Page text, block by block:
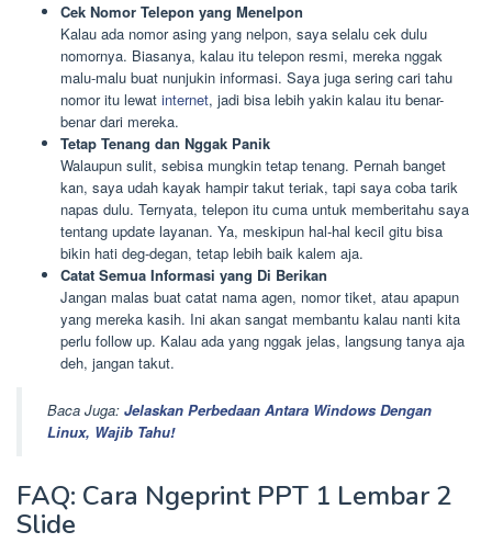
Cek Nomor Telepon yang Menelpon
Kalau ada nomor asing yang nelpon, saya selalu cek dulu
nomornya. Biasanya, kalau itu telepon resmi, mereka nggak
malu-malu buat nunjukin informasi. Saya juga sering cari tahu
nomor itu lewat internet, jadi bisa lebih yakin kalau itu benar-
benar dari mereka.
Tetap Tenang dan Nggak Panik
Walaupun sulit, sebisa mungkin tetap tenang. Pernah banget
kan, saya udah kayak hampir takut teriak, tapi saya coba tarik
napas dulu. Ternyata, telepon itu cuma untuk memberitahu saya
tentang update layanan. Ya, meskipun hal-hal kecil gitu bisa
bikin hati deg-degan, tetap lebih baik kalem aja.
Catat Semua Informasi yang Di Berikan
Jangan malas buat catat nama agen, nomor tiket, atau apapun
yang mereka kasih. Ini akan sangat membantu kalau nanti kita
perlu follow up. Kalau ada yang nggak jelas, langsung tanya aja
deh, jangan takut.
Baca Juga: Jelaskan Perbedaan Antara Windows Dengan
Linux, Wajib Tahu!
FAQ: Cara Ngeprint PPT 1 Lembar 2
Slide